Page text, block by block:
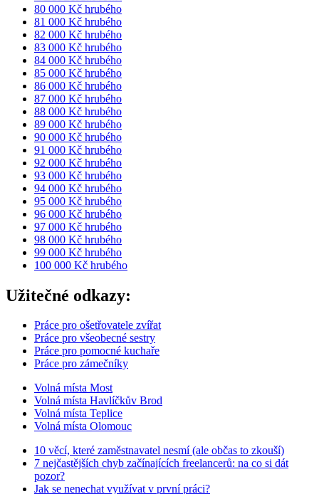
80 000 Kč hrubého
81 000 Kč hrubého
82 000 Kč hrubého
83 000 Kč hrubého
84 000 Kč hrubého
85 000 Kč hrubého
86 000 Kč hrubého
87 000 Kč hrubého
88 000 Kč hrubého
89 000 Kč hrubého
90 000 Kč hrubého
91 000 Kč hrubého
92 000 Kč hrubého
93 000 Kč hrubého
94 000 Kč hrubého
95 000 Kč hrubého
96 000 Kč hrubého
97 000 Kč hrubého
98 000 Kč hrubého
99 000 Kč hrubého
100 000 Kč hrubého
Užitečné odkazy:
Práce pro ošetřovatele zvířat
Práce pro všeobecné sestry
Práce pro pomocné kuchaře
Práce pro zámečníky
Volná místa Most
Volná místa Havlíčkův Brod
Volná místa Teplice
Volná místa Olomouc
10 věcí, které zaměstnavatel nesmí (ale občas to zkouší)
7 nejčastějších chyb začínajících freelancerů: na co si dát
pozor?
Jak se nenechat využívat v první práci?